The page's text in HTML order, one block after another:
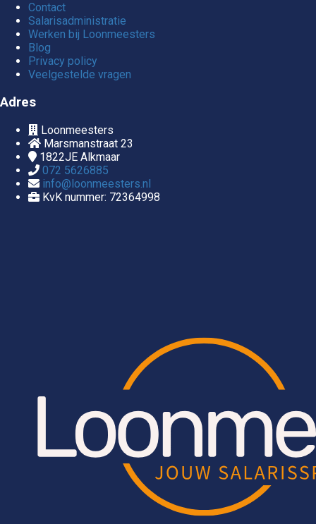
Contact
Salarisadministratie
Werken bij Loonmeesters
Blog
Privacy policy
Veelgestelde vragen
Adres
Loonmeesters
Marsmanstraat 23
1822JE Alkmaar
072 5626885
info@loonmeesters.nl
KvK nummer: 72364998